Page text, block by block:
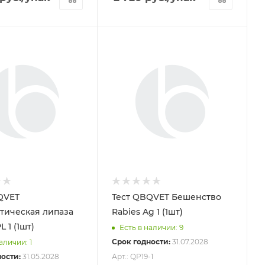
липаза
1 (1шт)
1
31.05.2028
Тест QBQVET Бешенство
Rabies Ag 1 (1шт)
Есть в наличии: 9
Срок годности: 31.07.2028
Арт.: QP19-1